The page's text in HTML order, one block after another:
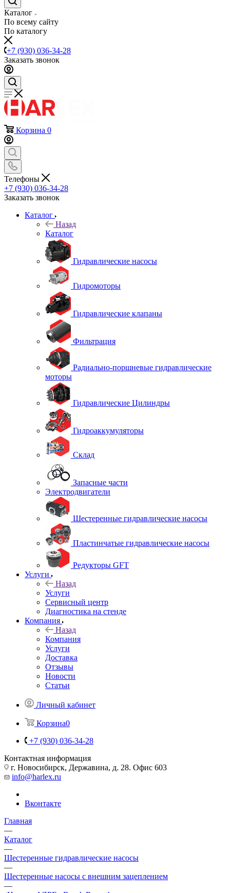
Каталог
По всему сайту
По каталогу
+7 (930) 036-34-28
Заказать звонок
Корзина 0
Телефоны
+7 (930) 036-34-28
Заказать звонок
Каталог
Назад
Каталог
Гидравлические насосы
Гидромоторы
Гидравлические клапаны
Фильтрация
Радиально-поршневые гидравлические
моторы
Гидравлические Цилиндры
Гидроаккумуляторы
Склад
Запасные части
Электродвигатели
Шестеренные гидравлические насосы
Пластинчатые гидравлические насосы
Редукторы GFT
Услуги
Назад
Услуги
Сервисный центр
Диагностика на стенде
Компания
Назад
Компания
Услуги
Доставка
Отзывы
Новости
Статьи
Личный кабинет
Корзина0
+7 (930) 036-34-28
Контактная информация
г. Новосибирск, Державина, д. 28. Офис 603
info@harlex.ru
Вконтакте
Главная
—
Каталог
—
Шестеренные гидравлические насосы
—
Шестеренные насосы с внешним зацеплением
—